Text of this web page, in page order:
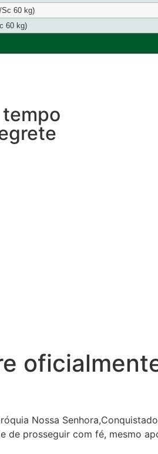
Sc 60 kg)
60 kg)
Nossa
de prosseguir com fé, mesmo